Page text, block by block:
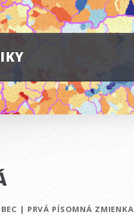
| PRVÁ PÍSOMNÁ ZMIENKA